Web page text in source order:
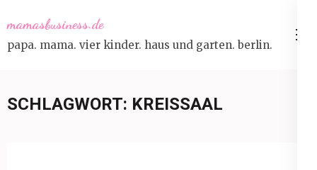
to
content
mamasbusiness.de
papa. mama. vier kinder. haus und garten. berlin.
SCHLAGWORT: KREISSAAL